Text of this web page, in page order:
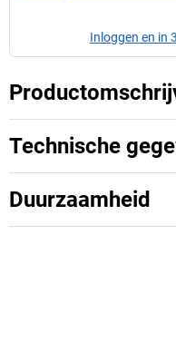
Inloggen en in
Technische
Duurzaamheid